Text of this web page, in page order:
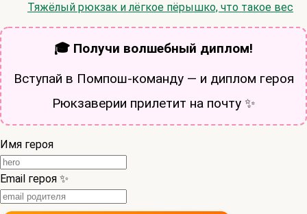
Тяжёлый рюкзак и лёгкое пёрышко, что такое вес
🎓 Получи волшебный диплом!
Вступай в Помпош-команду — и диплом героя
Рюкзаверии прилетит на почту ✨
Имя героя
Email героя ✨